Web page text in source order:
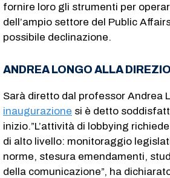
fornire loro gli strumenti per
dell’ampio settore del Public
possibile declinazione.
ANDREA LONGO ALLA
Sarà diretto dal professor Andrea
inaugurazione si è detto
inizio.”L’attività di lobbying
di alto livello: monitoraggio
norme, stesura emendamenti,
della comunicazione”, ha